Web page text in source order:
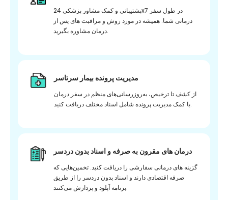
پشتیبانی و کمک مشاور پزشکی 24x7 در طول سفر
درمانی شما. همیشه در مورد روش و مراقبت های پس از
درمان مشاوره بگیرید.
مدیریت پرونده بیمار سرتاسر
از کشف تا ترخیص، به‌روزرسانی‌های منظم در سفر درمان
با کمک مدیریت پرونده شامل اسناد مختلف دریافت کنید.
درمان های مقرون به صرفه و اسناد بدون دردسر
گزینه های درمانی سفارشی را دریافت کنید. تخمین‌هایی که
صرفه اقتصادی دارند و اسناد بدون دردسر را از طریق
برنامه آپلود و پردازش می‌کنند.